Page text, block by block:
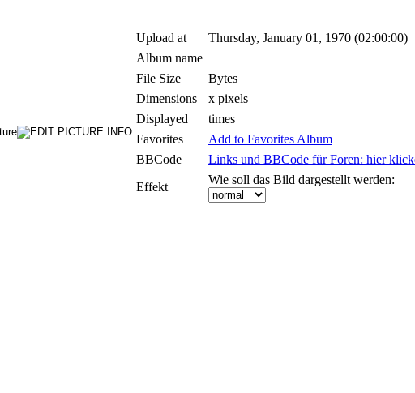
Upload at
Thursday, January 01, 1970 (02:00:00)
Album name
File Size
Bytes
Dimensions
x pixels
Displayed
times
Favorites
Add to Favorites Album
BBCode
Links und BBCode für Foren: hier
Effekt
Wie soll das Bild dargestellt werden: